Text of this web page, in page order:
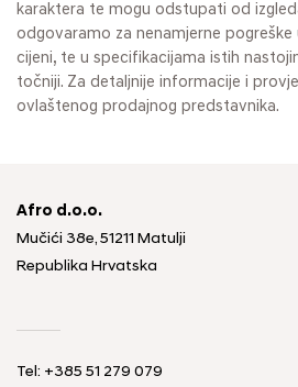
karaktera te mogu odstupati od
odgovaramo za nenamjerne
cijeni, te u specifikacijama istih
točniji. Za detaljnije informacije i
ovlaštenog prodajnog predstavnika.
Afro d.o.o.
Mučići 38e, 51211 Matulji
Republika Hrvatska
Tel: +385 51 279 079